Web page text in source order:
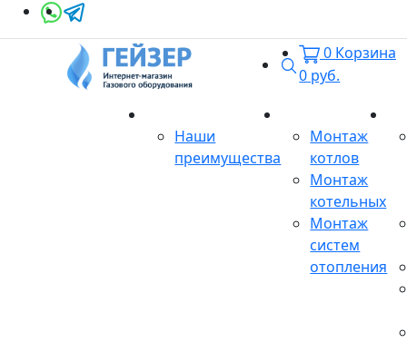
Поиск
0 Корзина
0 руб.
Наши
преимущества
Монтаж
котлов
Монтаж
котельных
Монтаж
систем
отопления